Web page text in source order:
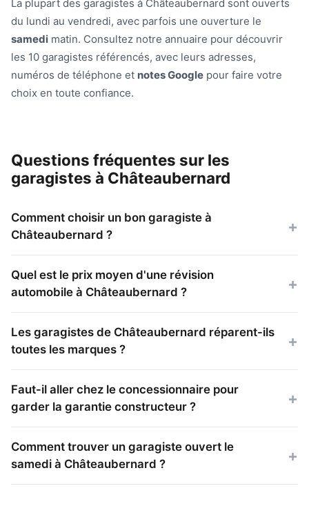
La plupart des garagistes à Châteaubernard sont ouverts
du lundi au vendredi, avec parfois une ouverture le
samedi matin. Consultez notre annuaire pour découvrir
les 10 garagistes référencés, avec leurs adresses,
numéros de téléphone et notes Google pour faire votre
choix en toute confiance.
Questions fréquentes sur les
garagistes à Châteaubernard
Comment choisir un bon garagiste à
Châteaubernard ?
Quel est le prix moyen d'une révision
automobile à Châteaubernard ?
Les garagistes de Châteaubernard réparent-ils
toutes les marques ?
Faut-il aller chez le concessionnaire pour
garder la garantie constructeur ?
Comment trouver un garagiste ouvert le
samedi à Châteaubernard ?